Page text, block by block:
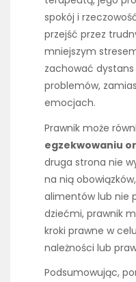
spokój i
przejść przez
mniejszym
zachować dystans
problemów,
emocjach.
Prawnik może
egzekwowaniu
druga strona nie
na nią
alimentów lub nie
dziećmi, prawnik
kroki prawne w
należności lub
Podsumowując,